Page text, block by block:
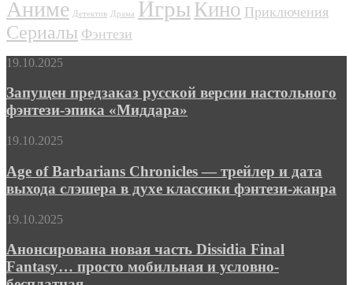
Аниме Детектив Драма ИгрыКино Приключения
Сериалы Фэнтези
Запущен
русской
версии
настольного
эпика
19.10.2025
Запущен предзаказ русской версии настольного
фэнтези-эпика «Миддара»
Age
Barbarians
Chronicles
—
и
выхода
слэшера
в
19.10.2025
Age of Barbarians Chronicles — трейлер и дата
выхода слэшера в духе классики фэнтези-жанра
Анонсирована
часть
Dissidia
Final
19.10.2025
Анонсирована новая часть Dissidia Final
Fantasy… просто мобильная и условно-